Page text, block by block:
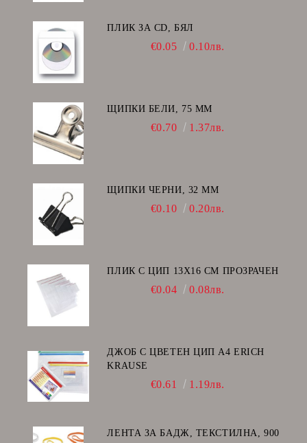
ПЛИК ЗА CD, БЯЛ
€0.05 0.10лв.
ЩИПКИ БЕЛИ, 75 ММ
€0.70 1.37лв.
ЩИПКИ ЧЕРНИ, 32 ММ
€0.10 0.20лв.
ПЛИК С ЦИП 13X16 CM ПРОЗРАЧЕН
€0.04 0.08лв.
ДЖОБ С ЦВЕТЕН ЦИП А4 ERICH
KRAUSE
€0.61 1.19лв.
ЛЕНТА ЗА БАДЖ, ТЕКСТИЛНА, 900